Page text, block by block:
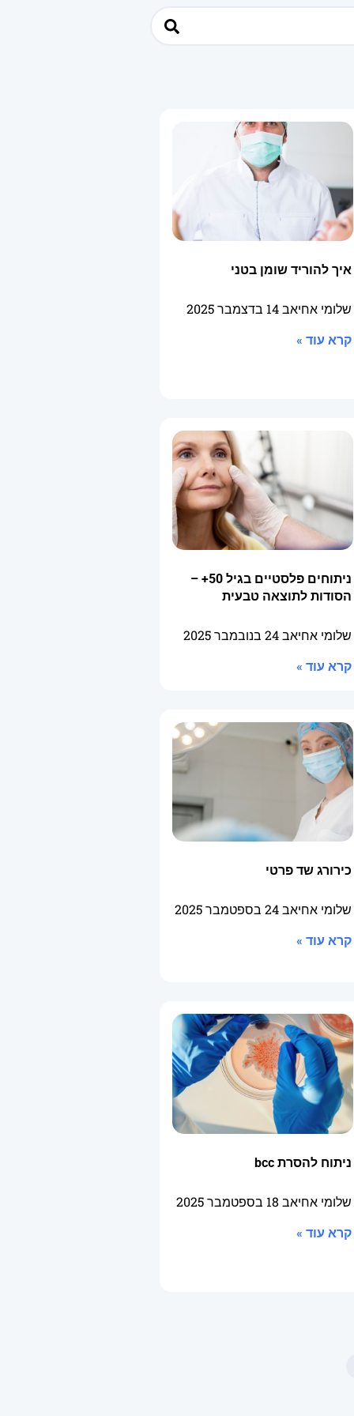
איך להוריד שומן בטני
שלומי אחיאב14 בדצמבר 2025
קרא עוד »
ניתוחים פלסטיים בגיל 50+ –
הסודות לתוצאה טבעית
שלומי אחיאב24 בנובמבר 2025
קרא עוד »
כירורג שד פרטי
שלומי אחיאב24 בספטמבר 2025
קרא עוד »
ניתוח להסרת bcc
שלומי אחיאב 18 בספטמבר 2025
קרא עוד »